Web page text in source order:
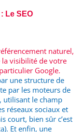
Le SEO
naturel,
la visibilité de votre
Google.
une structure de
par les moteurs de
utilisant le champ
réseaux sociaux et
court, bien sûr c’est
Et enfin, une